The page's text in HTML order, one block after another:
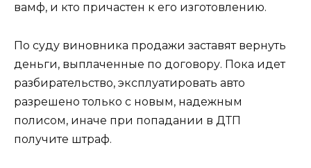
вамф, и кто причастен к его изготовлению.
По суду виновника продажи заставят вернуть
деньги, выплаченные по договору. Пока идет
разбирательство, эксплуатировать авто
разрешено только с новым, надежным
полисом, иначе при попадании в ДТП
получите штраф.